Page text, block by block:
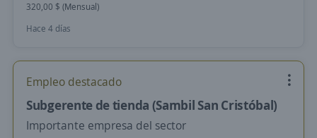
320,00 $ (Mensual)
Hace 4 días
Empleo destacado
Subgerente de tienda (Sambil San Cristóbal)
Importante empresa del sector